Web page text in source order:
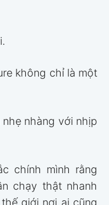
không chỉ là một
nhàng với nhịp
chính mình rằng
chạy thật nhanh
giới nơi ai cũng